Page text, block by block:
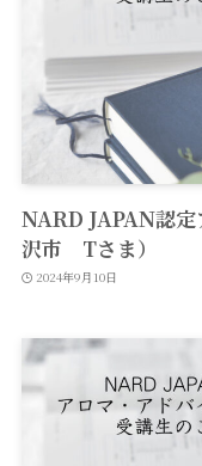
NARD JAPAN認定
沢市 Tさま）
2024年9月10日